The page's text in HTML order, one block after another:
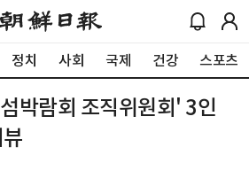
정치 사회 국제 건강 스포츠
박람회 조직위원회' 3인